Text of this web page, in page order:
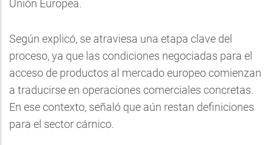
Unión Europea.
Según explicó, se atraviesa una etapa clave del
proceso, ya que las condiciones negociadas para el
acceso de productos al mercado europeo comienzan
a traducirse en operaciones comerciales concretas.
En ese contexto, señaló que aún restan definiciones
para el sector cárnico.